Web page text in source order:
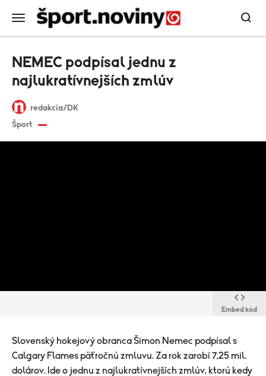
redakcia/DK
Šport
NEMEC podpísal jednu z
najlukratívnejších zmlúv
Embed kód
Slovenský hokejový obranca Šimon Nemec podpísal s
Calgary Flames päťročnú zmluvu. Za rok zarobí 7,25 mil.
dolárov. Ide o jednu z najlukratívnejších zmlúv, ktorú kedy